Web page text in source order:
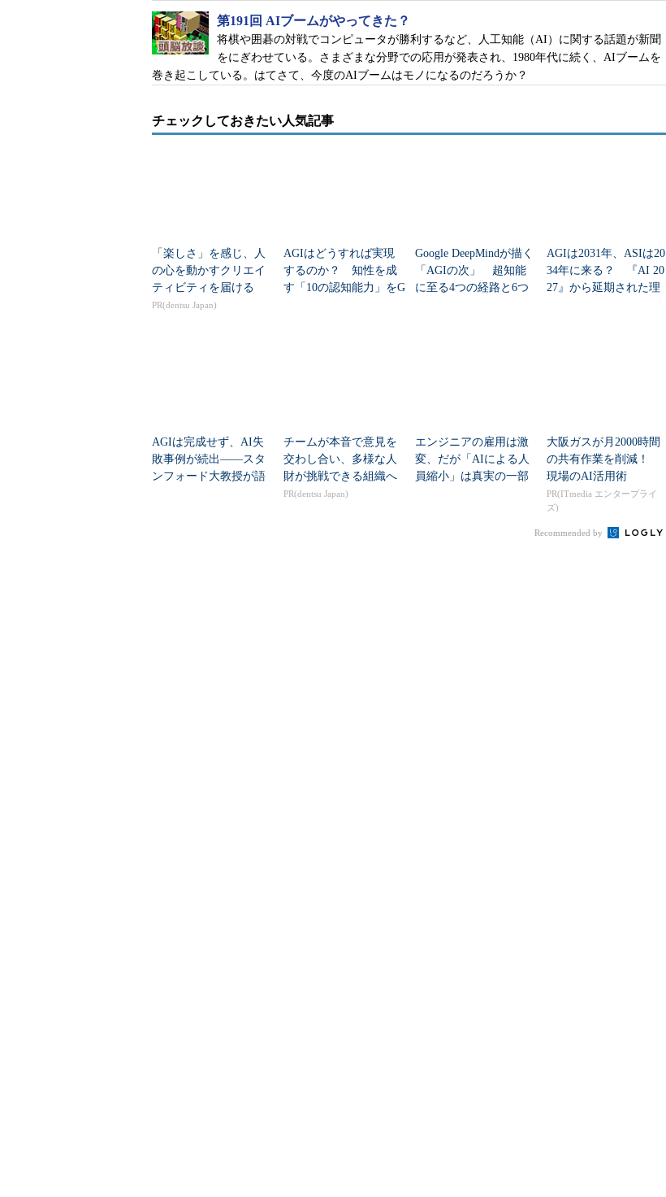
「弱いAI」とは？
最近、ニュースや報道で話題になり、ビジネスに導入されたり、実用化が進められた
ません。本書では「人工知能関連技術」と呼んでいますが、人工知能そのものが導入さ
れたわけではなく、強いAIを実現する上で研究されてきた技術が使われている、と表現
するのが正しいのです。
第191回 AIブームがやってきた？
将棋や囲碁の対戦でコンピュータが勝利するなど、人工知能（AI）に関する話題が新聞
をにぎわせている。さまざまな分野での応用が発表され、1980年代に続く、AIブームを
巻き起こしている。はてさて、今度のAIブームはモノになるのだろうか？
チェックしておきたい人気記事
「楽しさ」を感じ、人
の心を動かすクリエイ
ティビティを届ける
PR(dentsu Japan)
AGIはどうすれば実現
するのか？ 知性を成
す「10の認知能力」をG
Google DeepMindが描く
「AGIの次」 超知能
に至る4つの経路と6つ
AGIは2031年、ASIは20
34年に来る？ 『AI 20
27』から延期された理
AGIは完成せず、AI失
敗事例が続出――スタ
ンフォード大教授が語
チームが本音で意見を
交わし合い、多様な人
財が挑戦できる組織へ
PR(dentsu Japan)
エンジニアの雇用は激
変、だが「AIによる人
員縮小」は真実の一部
大阪ガスが月2000時間
の共有作業を削減！
現場のAI活用術
PR(ITmedia エンタープライ
ズ)
Recommended by